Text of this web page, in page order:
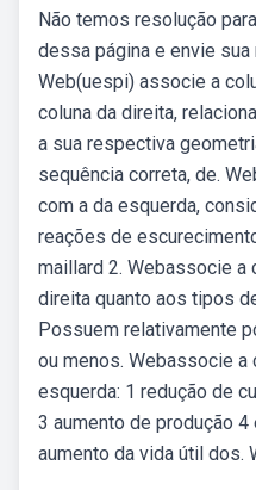
Não temos resolução
dessa página e envie
Web(uespi) associe a
coluna da direita,
a sua respectiva
sequência correta, de.
com a da esquerda,
reações de
maillard 2. Webassocie a
direita quanto aos tipos
Possuem relativamente
ou menos. Webassocie a
esquerda: 1 redução de
3 aumento de produção
aumento da vida útil dos.